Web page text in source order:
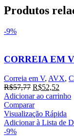
Produtos
-9%
CORREIA EM
Correia em V, AVX,
R$57,77 O
preço
original
era:
R$57,77.
R$52,52
preço
é:
Adicionar ao carrinho
Comparar
Visualização Rápida
Adicionar à Lista de
-9%